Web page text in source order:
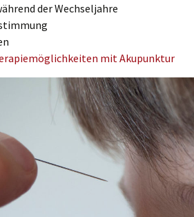
der Wechseljahre
mit Akupunktur